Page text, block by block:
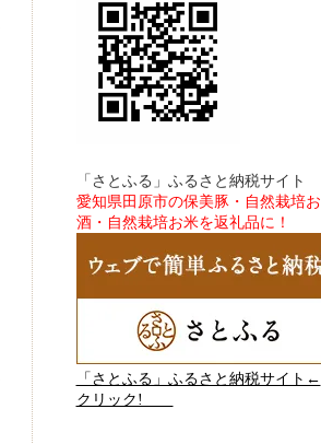
「さとふる」ふるさと納税サイト
愛知県田原市の保美豚・自然栽培お
酒・自然栽培お米を返礼品に！
「さとふる」ふるさと納税サイト←
クリック!